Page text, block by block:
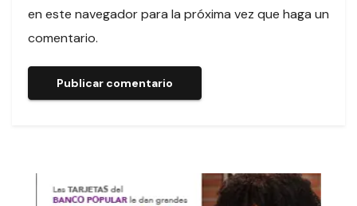
en este navegador para la próxima vez que haga un
comentario.